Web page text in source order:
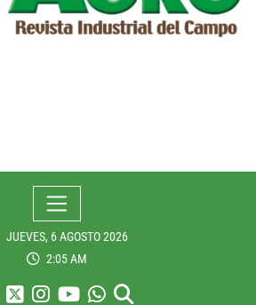
JUEVES, 6 AGOSTO 2026
2:05 AM